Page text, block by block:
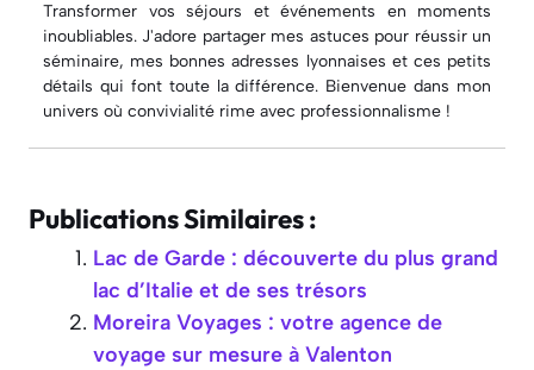
Transformer vos séjours et événements en moments
inoubliables. J'adore partager mes astuces pour réussir un
séminaire, mes bonnes adresses lyonnaises et ces petits
détails qui font toute la différence. Bienvenue dans mon
univers où convivialité rime avec professionnalisme !
Publications Similaires :
Lac de Garde : découverte du plus grand
lac d’Italie et de ses trésors
Moreira Voyages : votre agence de
voyage sur mesure à Valenton